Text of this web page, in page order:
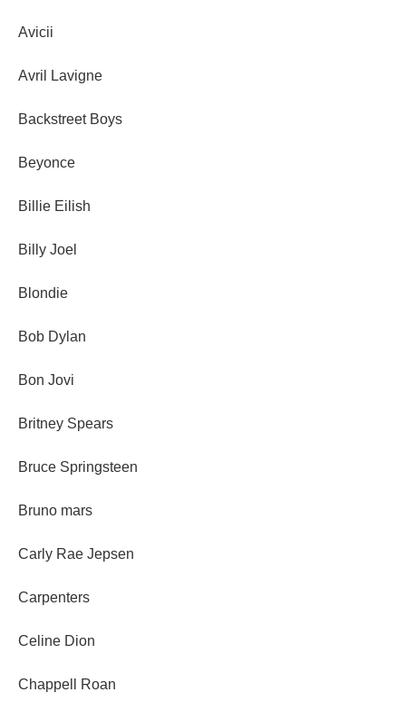
Avicii
Avril Lavigne
Backstreet Boys
Beyonce
Billie Eilish
Billy Joel
Blondie
Bob Dylan
Bon Jovi
Britney Spears
Bruce Springsteen
Bruno mars
Carly Rae Jepsen
Carpenters
Celine Dion
Chappell Roan